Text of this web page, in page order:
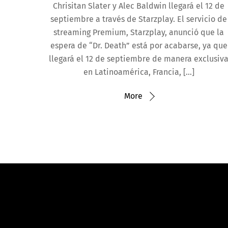
Chrisitan Slater y Alec Baldwin llegará el 12 de
septiembre a través de Starzplay. El servicio de
streaming Premium, Starzplay, anunció que la
espera de “Dr. Death” está por acabarse, ya que
llegará el 12 de septiembre de manera
en Latinoamérica, Francia, […]
More